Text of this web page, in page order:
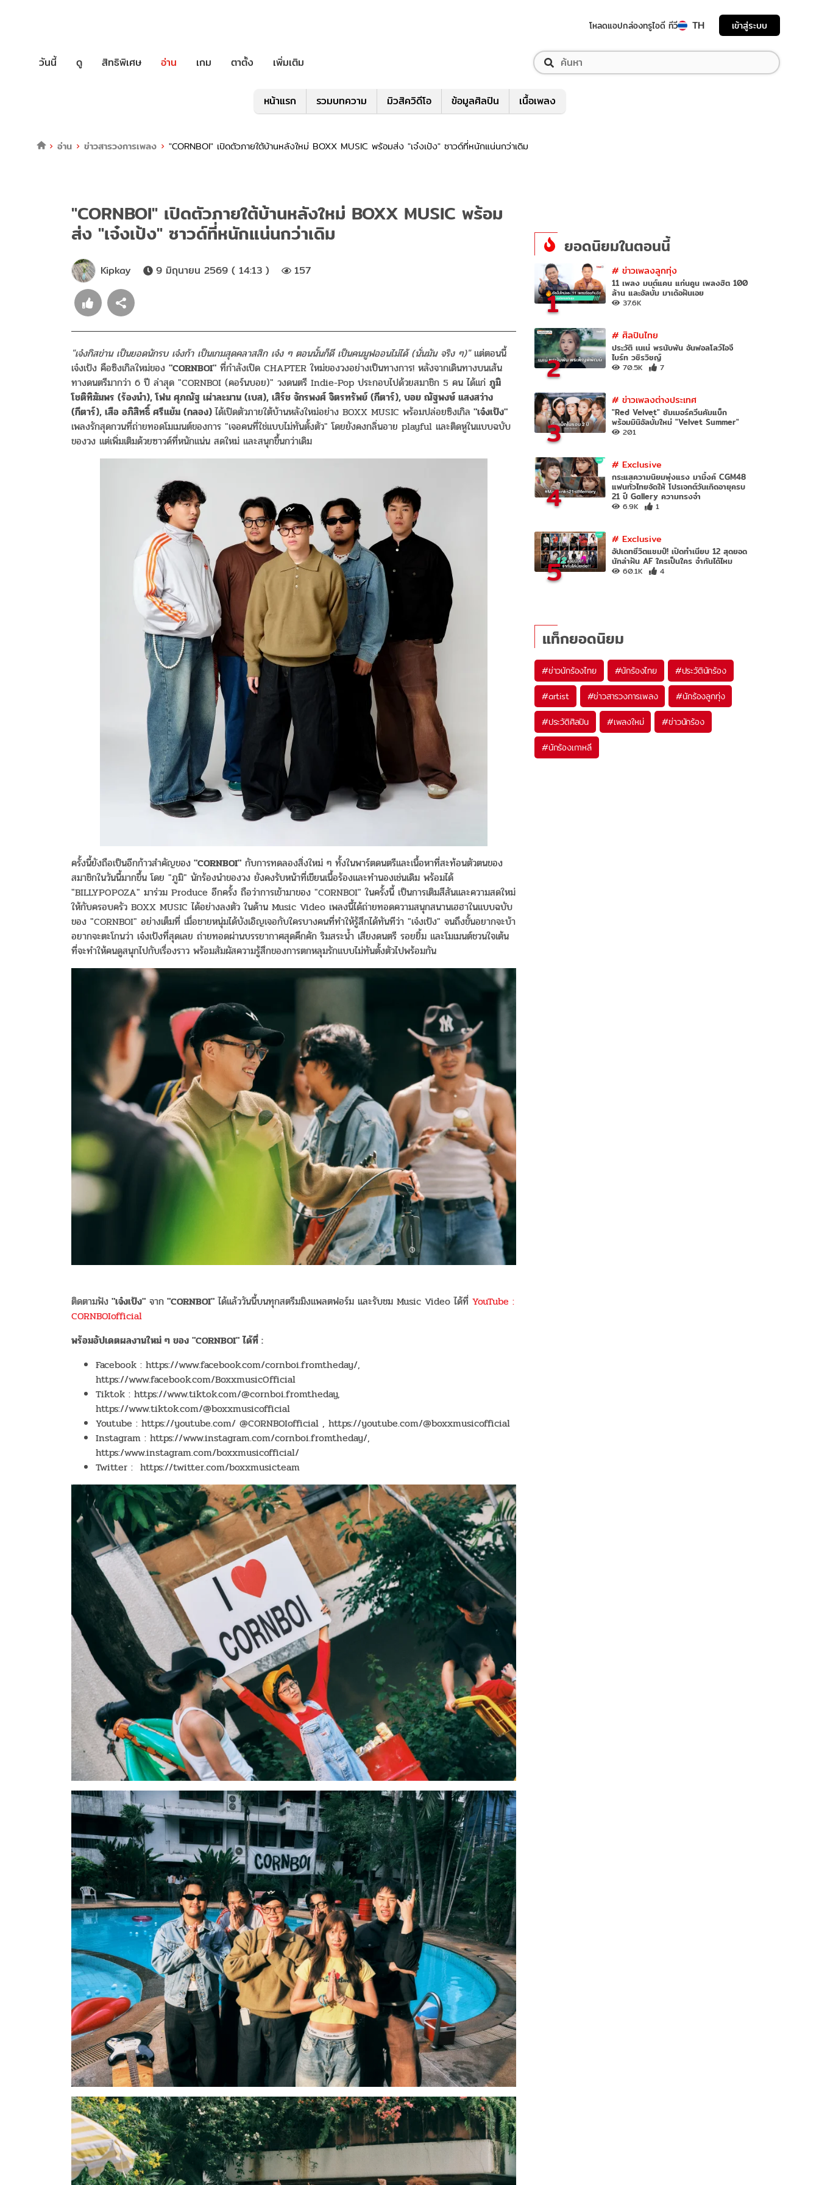
โหลดแอปกล่องทรูไอดี ทีวี TH เข้าสู่ระบบ
วันนี้ ดู สิทธิพิเศษ อ่าน เกม ตาตั้ง เพิ่มเติม
หน้าแรก รวมบทความ มิวสิควิดีโอ ข้อมูลศิลปิน เนื้อเพลง
อ่าน ข่าวสารวงการเพลง "CORNBOI" เปิดตัวภายใต้บ้านหลังใหม่ BOXX MUSIC พร้อมส่ง "เจ๋งเป้ง" ซาวด์ที่หนักแน่นกว่าเดิม
"CORNBOI" เปิดตัวภายใต้บ้านหลังใหม่ BOXX MUSIC พร้อม
ส่ง "เจ๋งเป้ง" ซาวด์ที่หนักแน่นกว่าเดิม
Kipkay 9 มิถุนายน 2569 ( 14:13 ) 157
"เจ๋งกิสข่าน เป็นยอดนักรบ เจ๋งก้า เป็นเกมสุดคลาสสิก เจ๋ง ๆ ตอนนั้นก็ดี เป็นคนมูฟออนไม่ได้ (นั่นมัน จริง ๆ)"แต่ตอนนี้
เจ๋งเป้ง คือซิงเกิลใหม่ของ "CORNBOI" ที่กำลังเปิด CHAPTER ใหม่ของวงอย่างเป็นทางการ! หลังจากเดินทางบนเส้น
ทางดนตรีมากว่า 6 ปี ล่าสุด "CORNBOI (คอร์นบอย)" วงดนตรี Indie-Pop ประกอบไปด้วยสมาชิก 5 คน ได้แก่ ภูมิ
โชติทิฆัมพร (ร้องนำ), โฟน ศุภณัฐ เผ่าละมาน (เบส), เสิร์ช จักรพงศ์ จิตรทรัพย์ (กีตาร์), บอย ณัฐพงษ์ แสงสว่าง
(กีตาร์), เสือ อภิสิทธิ์ ศรีแย้ม (กลอง)ได้เปิดตัวภายใต้บ้านหลังใหม่อย่าง BOXX MUSIC พร้อมปล่อยซิงเกิล "เจ๋งเป้ง"
เพลงรักสุดกวนที่ถ่ายทอดโมเมนต์ของการ "เจอคนที่ใช่แบบไม่ทันตั้งตัว" โดยยังคงกลิ่นอาย playful และติดหูในแบบฉบับ
ของวง แต่เพิ่มเติมด้วยซาวด์ที่หนักแน่น สดใหม่ และสนุกขึ้นกว่าเดิม
ครั้งนี้ยังถือเป็นอีกก้าวสำคัญของ "CORNBOI" กับการทดลองสิ่งใหม่ ๆ ทั้งในพาร์ตดนตรีและเนื้อหาที่สะท้อนตัวตนของ
สมาชิกในวันนี้มากขึ้น โดย "ภูมิ" นักร้องนำของวง ยังคงรับหน้าที่เขียนเนื้อร้องและทำนองเช่นเดิม พร้อมได้
"BILLYPOPOZA" มาร่วม Produce อีกครั้ง ถือว่าการเข้ามาของ "CORNBOI" ในครั้งนี้ เป็นการเติมสีสันและความสดใหม่
ให้กับครอบครัว BOXX MUSIC ได้อย่างลงตัว ในด้าน Music Video เพลงนี้ได้ถ่ายทอดความสนุกสนานเฮฮาในแบบฉบับ
ของ "CORNBOI" อย่างเต็มที่ เมื่อชายหนุ่มได้บังเอิญเจอกับใครบางคนที่ทำให้รู้สึกได้ทันทีว่า "เจ๋งเป้ง" จนถึงขั้นอยากจะบ้า
อยากจะตะโกนว่า เจ๋งเป้งที่สุดเลย ถ่ายทอดผ่านบรรยากาศสุดคึกคัก ริมสระน้ำ เสียงดนตรี รอยยิ้ม และโมเมนต์ชวนใจเต้น
ที่จะทำให้คนดูสนุกไปกับเรื่องราว พร้อมสัมผัสความรู้สึกของการตกหลุมรักแบบไม่ทันตั้งตัวไปพร้อมกัน
ติดตามฟัง "เจ๋งเป้ง" จาก "CORNBOI" ได้แล้ววันนี้บนทุกสตรีมมิงแพลตฟอร์ม และรับชม Music Video ได้ที่ YouTube :
CORNBOIofficial
พร้อมอัปเดตผลงานใหม่ ๆ ของ "CORNBOI" ได้ที่ :
Facebook : https://www.facebook.com/cornboi.fromtheday/,
https://www.facebook.com/BoxxmusicOfficial
Tiktok : https://www.tiktok.com/@cornboi.fromtheday,
https://www.tiktok.com/@boxxmusicofficial
Youtube : https://youtube.com/ @CORNBOIofficial , https://youtube.com/@boxxmusicofficial
Instagram : https://www.instagram.com/cornboi.fromtheday/,
https:/www.instagram.com/boxxmusicofficial/
Twitter : https://twitter.com/boxxmusicteam
ยอดนิยมในตอนนี้
1
# ข่าวเพลงลูกทุ่ง
11 เพลง มนต์แคน แก่นคูน เพลงฮิต 100
ล้าน และอัลบั้ม มาเด้อฝันเอย
37.6K
2
# ศิลปินไทย
ประวัติ เนเน่ พรนับพัน อันฟอลโลว์ไอจี
ไบร์ท วชิรวิชญ์
70.5K 7
3
# ข่าวเพลงต่างประเทศ
"Red Velvet" ซัมเมอร์ควีนคัมแบ็ก
พร้อมมินิอัลบั้มใหม่ "Velvet Summer"
201
4
# Exclusive
กระแสความนิยมพุ่งแรง มามิ้งค์ CGM48
แฟนทั่วไทยจัดให้ โปรเจกต์วันเกิดอายุครบ
21 ปี Gallery ความทรงจำ
6.9K 1
5
# Exclusive
อัปเดทชีวิตแชมป์! เปิดทำเนียบ 12 สุดยอด
นักล่าฝัน AF ใครเป็นใคร จำกันได้ไหม
60.1K 4
แท็กยอดนิยม
#ข่าวนักร้องไทย #นักร้องไทย #ประวัตินักร้อง
#artist #ข่าวสารวงการเพลง #นักร้องลูกทุ่ง
#ประวัติศิลปิน #เพลงใหม่ #ข่าวนักร้อง
#นักร้องเกาหลี